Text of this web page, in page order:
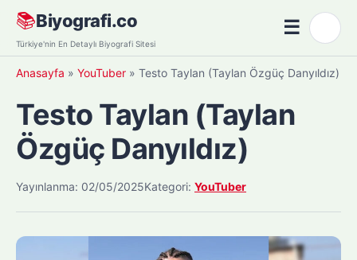
Skip
content
📚Biyografi.co
Türkiye'nin En Detaylı Biyografi Sitesi
☰Menü
Anasayfa » YouTuber » Testo Taylan (Taylan Özgüç Danyıldız)
Testo Taylan (Taylan
Özgüç Danyıldız)
Yayınlanma: 02/05/2025Kategori: YouTuber